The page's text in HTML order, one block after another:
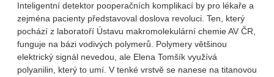
Inteligentní detektor pooperačních komplikací by pro lékaře a
zejména pacienty představoval doslova revoluci. Ten, který
pochází z laboratoří Ústavu makromolekulární chemie AV ČR,
funguje na bázi vodivých polymerů. Polymery většinou
elektrický signál nevedou, ale Elena Tomšík využívá
polyanilin, který to umí. V tenké vrstvě se nanese na titanovou